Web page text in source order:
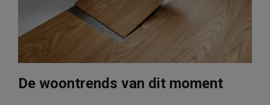
De woontrends van dit moment